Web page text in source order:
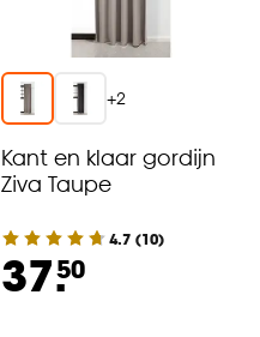
+2
Kant en klaar gordijn
Ziva Taupe
4.7 (10)
37.50